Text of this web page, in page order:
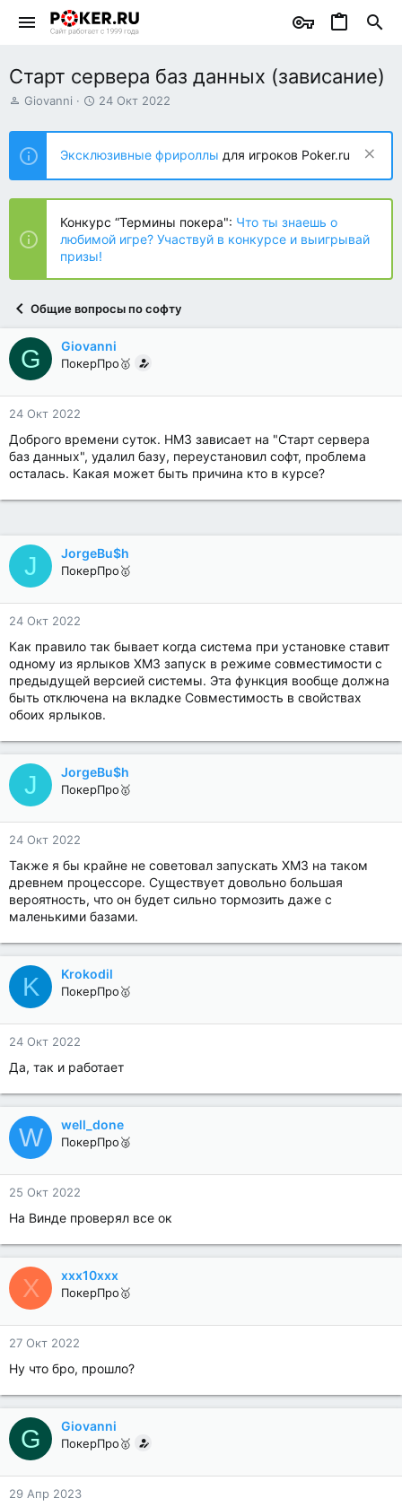
Старт сервера баз данных (зависание)
А
т
о
р
т
е
ы
Giovanni
Д
т
н
а
ч
л
а
24 Окт 2022
Эксклюзивные фрироллы для игроков Poker.ru
Конкурс “Термины покера": Что ты знаешь о
любимой игре? Участвуй в конкурсе и выигрывай
призы!
Общие вопросы по софту
G Giovanni
ПокерПро🥇
24 Окт 2022
Доброго времени суток. HM3 зависает на "Старт сервера
баз данных", удалил базу, переустановил софт, проблема
осталась. Какая может быть причина кто в курсе?
J JorgeBu$h
ПокерПро🥇
24 Окт 2022
Как правило так бывает когда система при установке ставит
одному из ярлыков ХМ3 запуск в режиме совместимости с
предыдущей версией системы. Эта функция вообще должна
быть отключена на вкладке Совместимость в свойствах
обоих ярлыков.
J JorgeBu$h
ПокерПро🥇
24 Окт 2022
Также я бы крайне не советовал запускать ХМ3 на таком
древнем процессоре. Существует довольно большая
вероятность, что он будет сильно тормозить даже с
маленькими базами.
K Krokodil
ПокерПро🥇
24 Окт 2022
Да, так и работает
W well_done
ПокерПро🥈
25 Окт 2022
На Винде проверял все ок
X xxx10xxx
ПокерПро🥇
27 Окт 2022
Ну что бро, прошло?
G Giovanni
ПокерПро🥇
29 Апр 2023